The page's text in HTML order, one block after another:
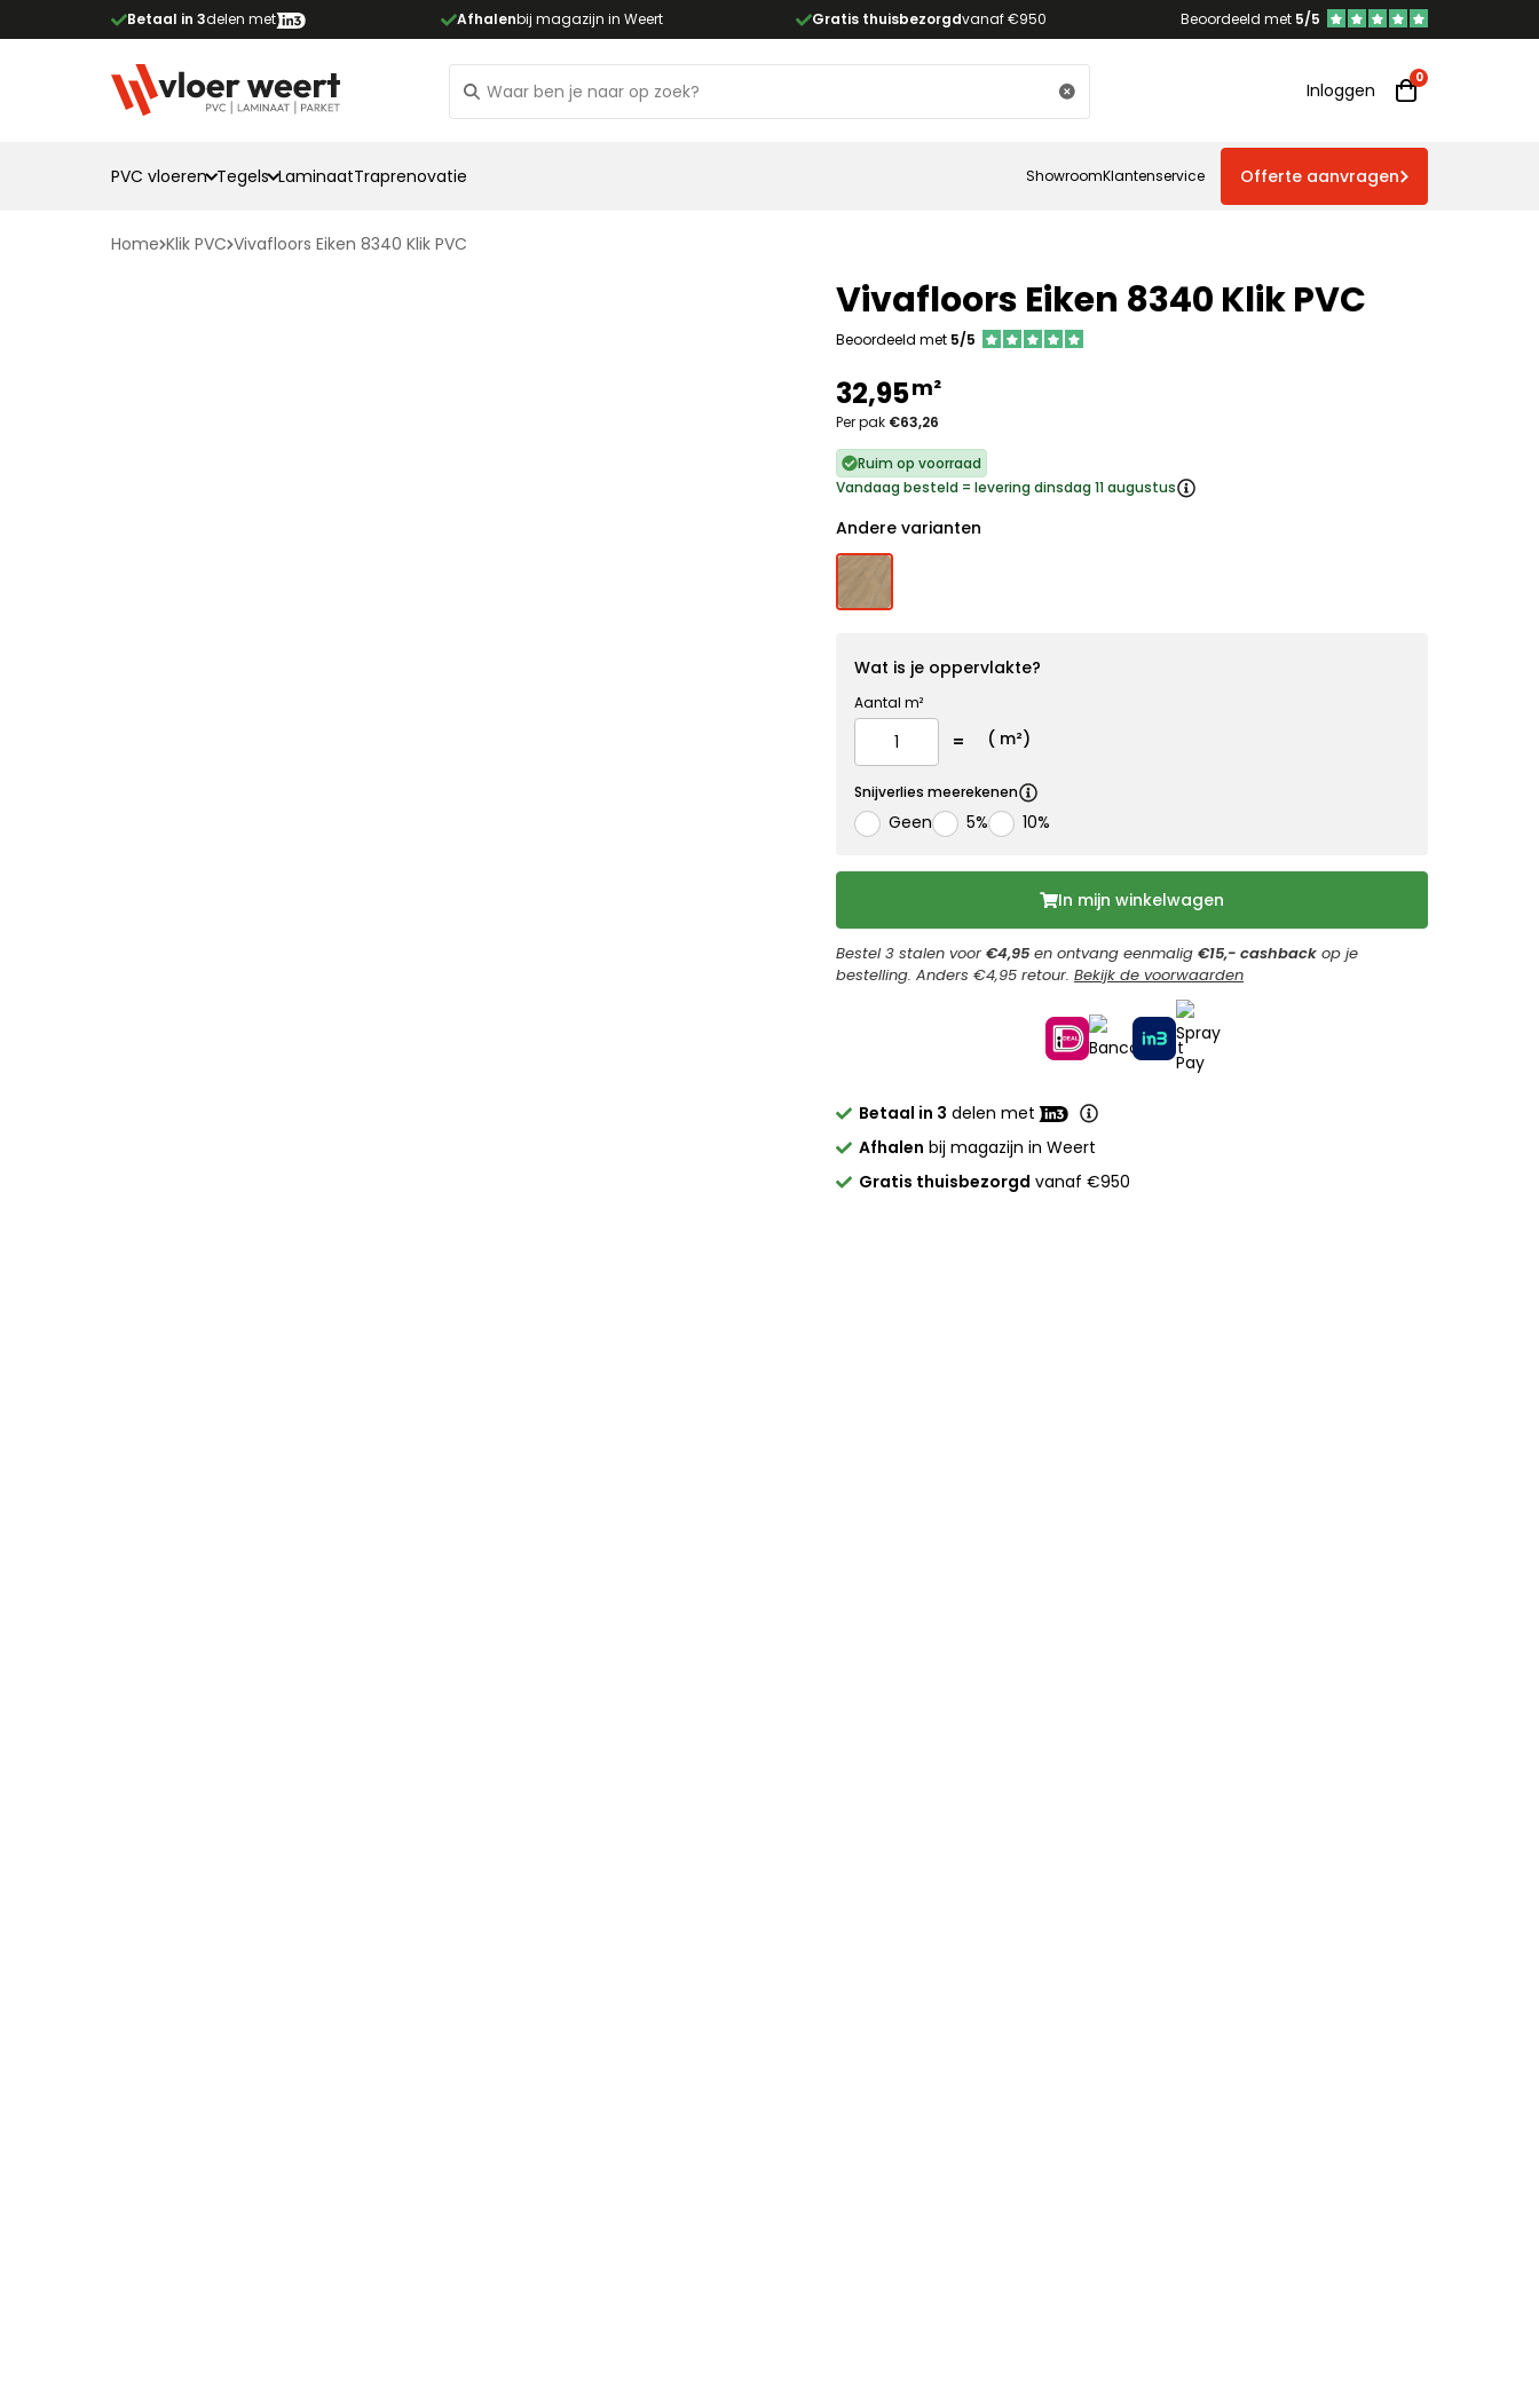
Betaal in 3delen met Afhalenbij magazijn in Weert Gratis thuisbezorgdvanaf €950 Beoordeeld met 5/5
Inloggen
PVC vloeren Tegels LaminaatTraprenovatie ShowroomKlantenservice Offerte aanvragen
Home Klik PVC Vivafloors Eiken 8340 Klik PVC
Vivafloors Eiken 8340 Klik PVC
Beoordeeld met 5/5
32,95m²
Per pak €63,26
Ruim op voorraad
Vandaag besteld = levering dinsdag 11 augustus
Andere varianten
Wat is je oppervlakte?
Aantal m²
( m²)
Snijverlies meerekenen
Geen 5% 10%
In mijn winkelwagen
Bestel 3 stalen voor €4,95 en ontvang eenmalig €15,- cashback op je
bestelling. Anders €4,95 retour. Bekijk de voorwaarden
Betaal in 3 delen met
Afhalen bij magazijn in Weert
Gratis thuisbezorgd vanaf €950